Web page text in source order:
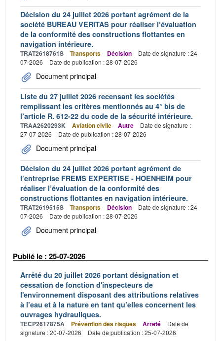
Décision du 24 juillet 2026 portant agrément de la
société BUREAU VERITAS pour réaliser l’évaluation
de la conformité des constructions flottantes en
navigation intérieure.
TRAT2618761S Transports Décision
Date de signature : 24-
07-2026
Date de publication : 28-07-2026
Document principal
Liste du 27 juillet 2026 recensant les sociétés
remplissant les critères mentionnés au 4° bis de
l’article R. 612-22 du code de la sécurité intérieure.
TRAA2620293K Aviation civile Autre
Date de signature :
27-07-2026
Date de publication : 28-07-2026
Document principal
Décision du 24 juillet 2026 portant agrément de
l’entreprise FREMS EXPERTISE - HOENHEIM pour
réaliser l’évaluation de la conformité des
constructions flottantes en navigation intérieure.
TRAT2619515S Transports Décision
Date de signature : 24-
07-2026
Date de publication : 28-07-2026
Document principal
Publié le : 25-07-2026
Arrêté du 20 juillet 2026 portant désignation et
cessation de fonction d'inspecteurs de
l'environnement disposant des attributions relatives
à l’eau et à la nature en tant qu’elles concernent les
ouvrages hydrauliques.
TECP2617875A Prévention des risques Arrêté
Date de
signature : 20-07-2026
Date de publication : 25-07-2026